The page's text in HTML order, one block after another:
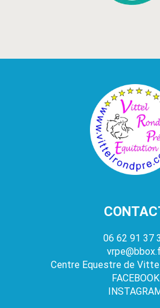
06 62 91 37
Centre Equestre de
FACEBOOK